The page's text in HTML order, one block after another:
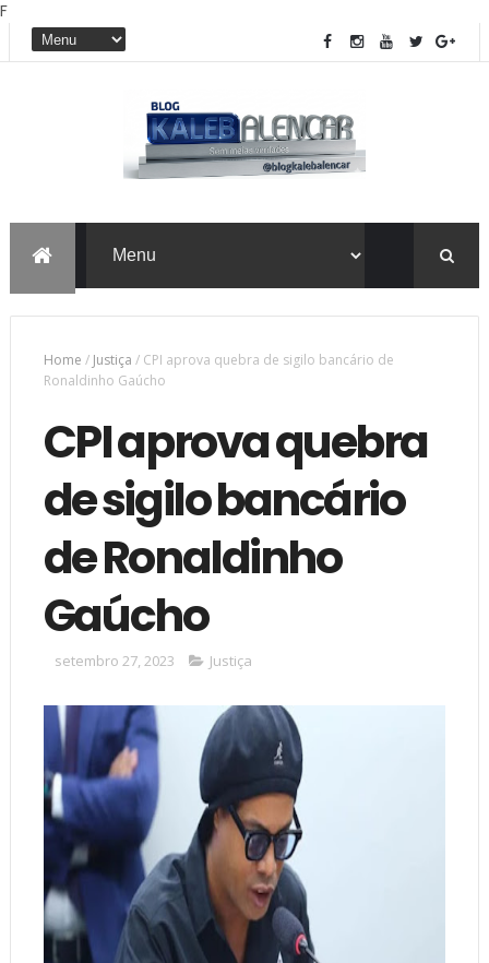
F
Home / Justiça / CPI aprova quebra de sigilo bancário de
Ronaldinho Gaúcho
CPI aprova quebra
de sigilo bancário
de Ronaldinho
Gaúcho
setembro 27, 2023 Justiça